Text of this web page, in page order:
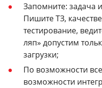
Запомните: задача
Пишите ТЗ,
тестирование,
ляп» допустим
загрузки;
По возможности
возможности